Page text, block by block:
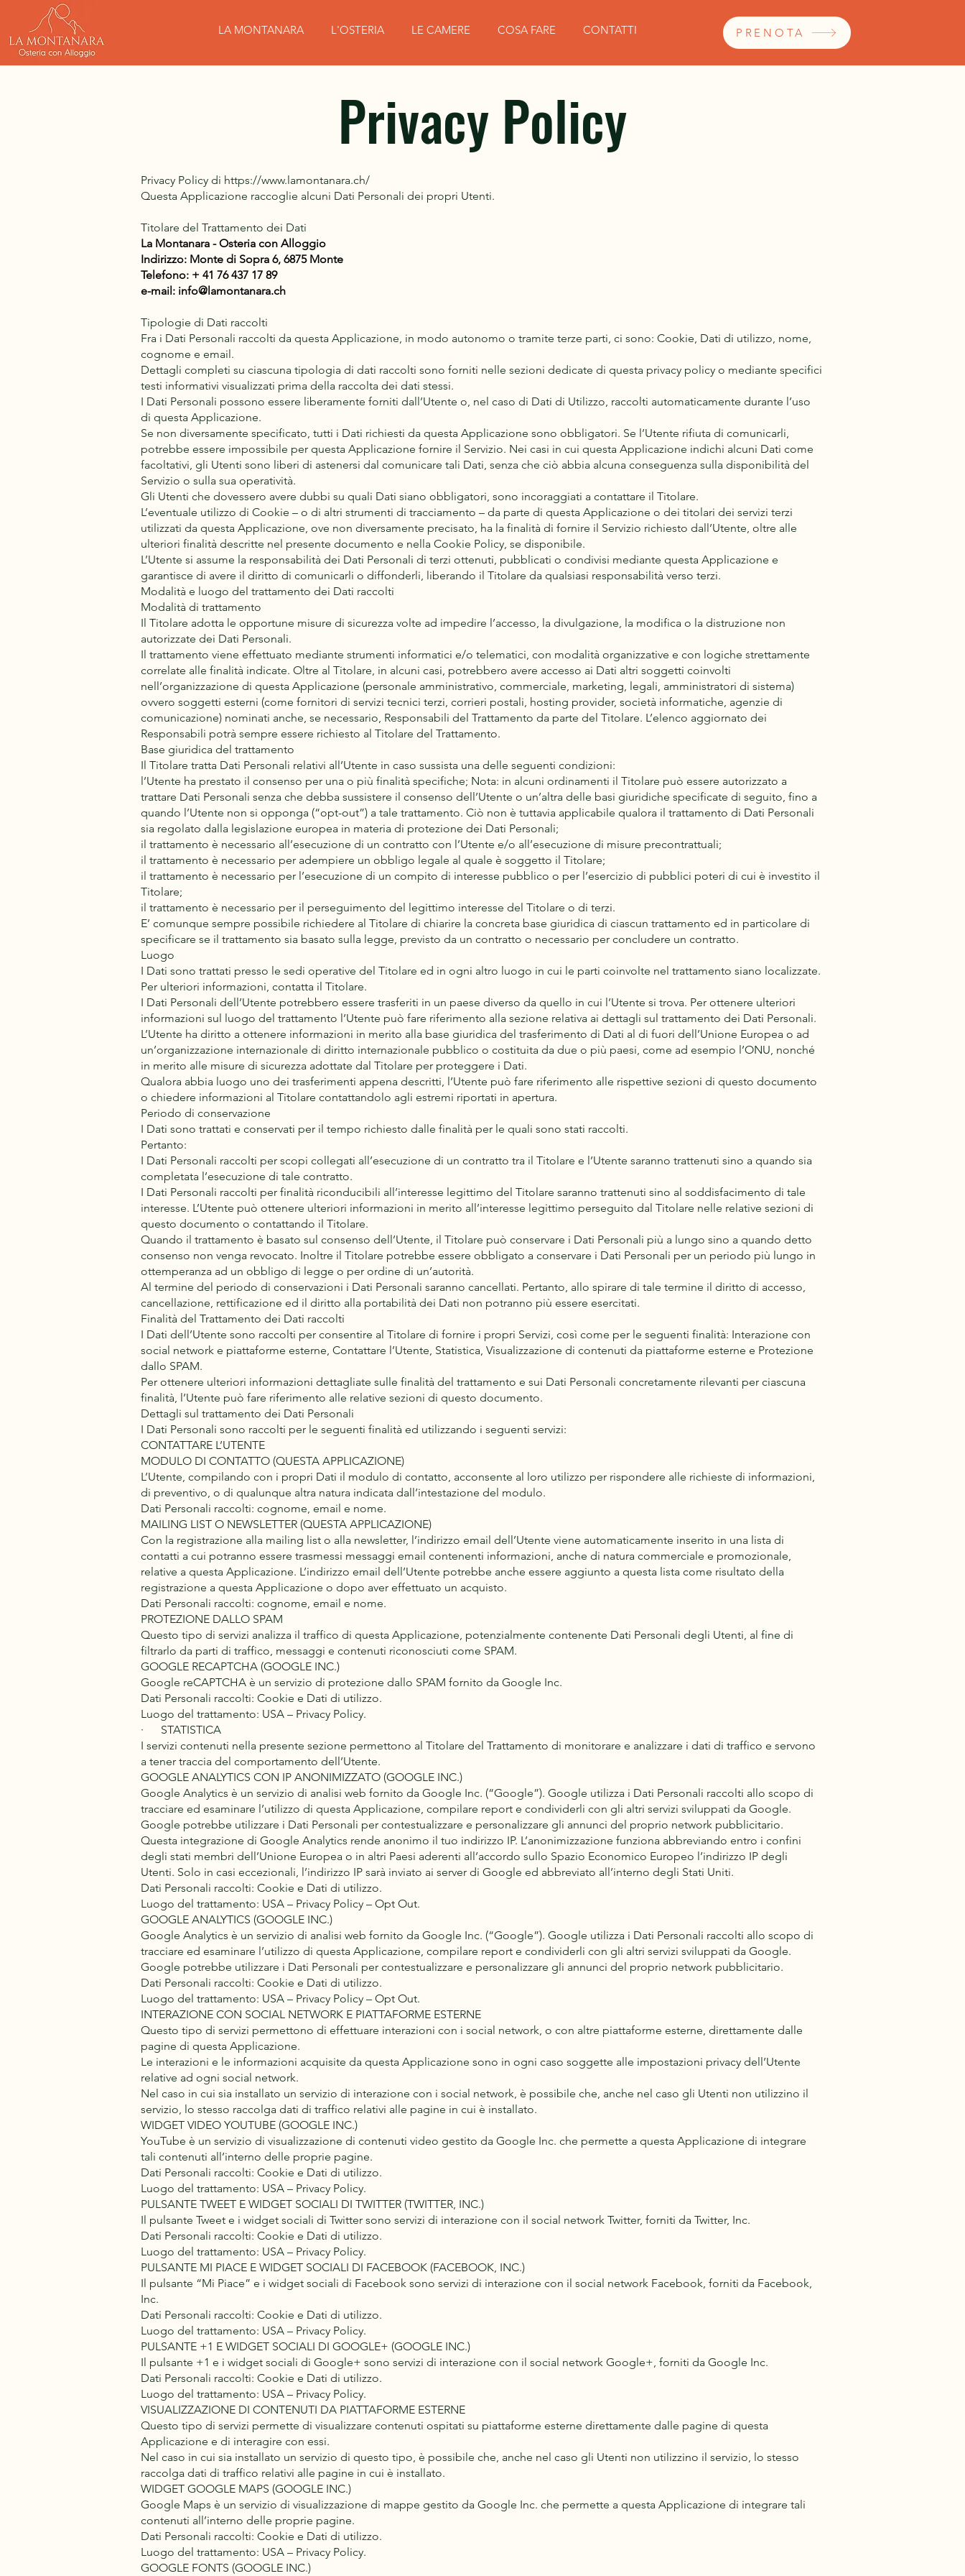
LA MONTANARA L'OSTERIA LE CAMERE COSA FARE CONTATTI PRENOTA
Privacy Policy
Privacy Policy di https://www.lamontanara.ch/
Questa Applicazione raccoglie alcuni Dati Personali dei propri Utenti.
Titolare del Trattamento dei Dati
La Montanara - Osteria con Alloggio
​Indirizzo: Monte di Sopra 6, 6875 Monte
Telefono: + 41 76 437 17 89
e-mail: info@lamontanara.ch
Tipologie di Dati raccolti
Fra i Dati Personali raccolti da questa Applicazione, in modo autonomo o tramite terze parti, ci sono: Cookie, Dati di utilizzo, nome,
cognome e email.
Dettagli completi su ciascuna tipologia di dati raccolti sono forniti nelle sezioni dedicate di questa privacy policy o mediante specifici
testi informativi visualizzati prima della raccolta dei dati stessi.
I Dati Personali possono essere liberamente forniti dall’Utente o, nel caso di Dati di Utilizzo, raccolti automaticamente durante l’uso
di questa Applicazione.
Se non diversamente specificato, tutti i Dati richiesti da questa Applicazione sono obbligatori. Se l’Utente rifiuta di comunicarli,
potrebbe essere impossibile per questa Applicazione fornire il Servizio. Nei casi in cui questa Applicazione indichi alcuni Dati come
facoltativi, gli Utenti sono liberi di astenersi dal comunicare tali Dati, senza che ciò abbia alcuna conseguenza sulla disponibilità del
Servizio o sulla sua operatività.
Gli Utenti che dovessero avere dubbi su quali Dati siano obbligatori, sono incoraggiati a contattare il Titolare.
L’eventuale utilizzo di Cookie – o di altri strumenti di tracciamento – da parte di questa Applicazione o dei titolari dei servizi terzi
utilizzati da questa Applicazione, ove non diversamente precisato, ha la finalità di fornire il Servizio richiesto dall’Utente, oltre alle
ulteriori finalità descritte nel presente documento e nella Cookie Policy, se disponibile.
L’Utente si assume la responsabilità dei Dati Personali di terzi ottenuti, pubblicati o condivisi mediante questa Applicazione e
garantisce di avere il diritto di comunicarli o diffonderli, liberando il Titolare da qualsiasi responsabilità verso terzi.
Modalità e luogo del trattamento dei Dati raccolti
Modalità di trattamento
Il Titolare adotta le opportune misure di sicurezza volte ad impedire l’accesso, la divulgazione, la modifica o la distruzione non
autorizzate dei Dati Personali.
Il trattamento viene effettuato mediante strumenti informatici e/o telematici, con modalità organizzative e con logiche strettamente
correlate alle finalità indicate. Oltre al Titolare, in alcuni casi, potrebbero avere accesso ai Dati altri soggetti coinvolti
nell’organizzazione di questa Applicazione (personale amministrativo, commerciale, marketing, legali, amministratori di sistema)
ovvero soggetti esterni (come fornitori di servizi tecnici terzi, corrieri postali, hosting provider, società informatiche, agenzie di
comunicazione) nominati anche, se necessario, Responsabili del Trattamento da parte del Titolare. L’elenco aggiornato dei
Responsabili potrà sempre essere richiesto al Titolare del Trattamento.
Base giuridica del trattamento
Il Titolare tratta Dati Personali relativi all’Utente in caso sussista una delle seguenti condizioni:
l’Utente ha prestato il consenso per una o più finalità specifiche; Nota: in alcuni ordinamenti il Titolare può essere autorizzato a
trattare Dati Personali senza che debba sussistere il consenso dell’Utente o un’altra delle basi giuridiche specificate di seguito, fino a
quando l’Utente non si opponga (“opt-out”) a tale trattamento. Ciò non è tuttavia applicabile qualora il trattamento di Dati Personali
sia regolato dalla legislazione europea in materia di protezione dei Dati Personali;
il trattamento è necessario all’esecuzione di un contratto con l’Utente e/o all’esecuzione di misure precontrattuali;
il trattamento è necessario per adempiere un obbligo legale al quale è soggetto il Titolare;
il trattamento è necessario per l’esecuzione di un compito di interesse pubblico o per l’esercizio di pubblici poteri di cui è investito il
Titolare;
il trattamento è necessario per il perseguimento del legittimo interesse del Titolare o di terzi.
E’ comunque sempre possibile richiedere al Titolare di chiarire la concreta base giuridica di ciascun trattamento ed in particolare di
specificare se il trattamento sia basato sulla legge, previsto da un contratto o necessario per concludere un contratto.
Luogo
I Dati sono trattati presso le sedi operative del Titolare ed in ogni altro luogo in cui le parti coinvolte nel trattamento siano localizzate.
Per ulteriori informazioni, contatta il Titolare.
I Dati Personali dell’Utente potrebbero essere trasferiti in un paese diverso da quello in cui l’Utente si trova. Per ottenere ulteriori
informazioni sul luogo del trattamento l’Utente può fare riferimento alla sezione relativa ai dettagli sul trattamento dei Dati Personali.
L’Utente ha diritto a ottenere informazioni in merito alla base giuridica del trasferimento di Dati al di fuori dell’Unione Europea o ad
un’organizzazione internazionale di diritto internazionale pubblico o costituita da due o più paesi, come ad esempio l’ONU, nonché
in merito alle misure di sicurezza adottate dal Titolare per proteggere i Dati.
Qualora abbia luogo uno dei trasferimenti appena descritti, l’Utente può fare riferimento alle rispettive sezioni di questo documento
o chiedere informazioni al Titolare contattandolo agli estremi riportati in apertura.
Periodo di conservazione
I Dati sono trattati e conservati per il tempo richiesto dalle finalità per le quali sono stati raccolti.
Pertanto:
I Dati Personali raccolti per scopi collegati all’esecuzione di un contratto tra il Titolare e l’Utente saranno trattenuti sino a quando sia
completata l’esecuzione di tale contratto.
I Dati Personali raccolti per finalità riconducibili all’interesse legittimo del Titolare saranno trattenuti sino al soddisfacimento di tale
interesse. L’Utente può ottenere ulteriori informazioni in merito all’interesse legittimo perseguito dal Titolare nelle relative sezioni di
questo documento o contattando il Titolare.
Quando il trattamento è basato sul consenso dell’Utente, il Titolare può conservare i Dati Personali più a lungo sino a quando detto
consenso non venga revocato. Inoltre il Titolare potrebbe essere obbligato a conservare i Dati Personali per un periodo più lungo in
ottemperanza ad un obbligo di legge o per ordine di un’autorità.
Al termine del periodo di conservazioni i Dati Personali saranno cancellati. Pertanto, allo spirare di tale termine il diritto di accesso,
cancellazione, rettificazione ed il diritto alla portabilità dei Dati non potranno più essere esercitati.
Finalità del Trattamento dei Dati raccolti
I Dati dell’Utente sono raccolti per consentire al Titolare di fornire i propri Servizi, così come per le seguenti finalità: Interazione con
social network e piattaforme esterne, Contattare l’Utente, Statistica, Visualizzazione di contenuti da piattaforme esterne e Protezione
dallo SPAM.
Per ottenere ulteriori informazioni dettagliate sulle finalità del trattamento e sui Dati Personali concretamente rilevanti per ciascuna
finalità, l’Utente può fare riferimento alle relative sezioni di questo documento.
Dettagli sul trattamento dei Dati Personali
I Dati Personali sono raccolti per le seguenti finalità ed utilizzando i seguenti servizi:
CONTATTARE L’UTENTE
MODULO DI CONTATTO (QUESTA APPLICAZIONE)
L’Utente, compilando con i propri Dati il modulo di contatto, acconsente al loro utilizzo per rispondere alle richieste di informazioni,
di preventivo, o di qualunque altra natura indicata dall’intestazione del modulo.
Dati Personali raccolti: cognome, email e nome.
MAILING LIST O NEWSLETTER (QUESTA APPLICAZIONE)
Con la registrazione alla mailing list o alla newsletter, l’indirizzo email dell’Utente viene automaticamente inserito in una lista di
contatti a cui potranno essere trasmessi messaggi email contenenti informazioni, anche di natura commerciale e promozionale,
relative a questa Applicazione. L’indirizzo email dell’Utente potrebbe anche essere aggiunto a questa lista come risultato della
registrazione a questa Applicazione o dopo aver effettuato un acquisto.
Dati Personali raccolti: cognome, email e nome.
PROTEZIONE DALLO SPAM
Questo tipo di servizi analizza il traffico di questa Applicazione, potenzialmente contenente Dati Personali degli Utenti, al fine di
filtrarlo da parti di traffico, messaggi e contenuti riconosciuti come SPAM.
GOOGLE RECAPTCHA (GOOGLE INC.)
Google reCAPTCHA è un servizio di protezione dallo SPAM fornito da Google Inc.
Dati Personali raccolti: Cookie e Dati di utilizzo.
Luogo del trattamento: USA – Privacy Policy.
· STATISTICA
I servizi contenuti nella presente sezione permettono al Titolare del Trattamento di monitorare e analizzare i dati di traffico e servono
a tener traccia del comportamento dell’Utente.
GOOGLE ANALYTICS CON IP ANONIMIZZATO (GOOGLE INC.)
Google Analytics è un servizio di analisi web fornito da Google Inc. (“Google”). Google utilizza i Dati Personali raccolti allo scopo di
tracciare ed esaminare l’utilizzo di questa Applicazione, compilare report e condividerli con gli altri servizi sviluppati da Google.
Google potrebbe utilizzare i Dati Personali per contestualizzare e personalizzare gli annunci del proprio network pubblicitario.
Questa integrazione di Google Analytics rende anonimo il tuo indirizzo IP. L’anonimizzazione funziona abbreviando entro i confini
degli stati membri dell’Unione Europea o in altri Paesi aderenti all’accordo sullo Spazio Economico Europeo l’indirizzo IP degli
Utenti. Solo in casi eccezionali, l’indirizzo IP sarà inviato ai server di Google ed abbreviato all’interno degli Stati Uniti.
Dati Personali raccolti: Cookie e Dati di utilizzo.
Luogo del trattamento: USA – Privacy Policy – Opt Out.
GOOGLE ANALYTICS (GOOGLE INC.)
Google Analytics è un servizio di analisi web fornito da Google Inc. (“Google”). Google utilizza i Dati Personali raccolti allo scopo di
tracciare ed esaminare l’utilizzo di questa Applicazione, compilare report e condividerli con gli altri servizi sviluppati da Google.
Google potrebbe utilizzare i Dati Personali per contestualizzare e personalizzare gli annunci del proprio network pubblicitario.
Dati Personali raccolti: Cookie e Dati di utilizzo.
Luogo del trattamento: USA – Privacy Policy – Opt Out.
INTERAZIONE CON SOCIAL NETWORK E PIATTAFORME ESTERNE
Questo tipo di servizi permettono di effettuare interazioni con i social network, o con altre piattaforme esterne, direttamente dalle
pagine di questa Applicazione.
Le interazioni e le informazioni acquisite da questa Applicazione sono in ogni caso soggette alle impostazioni privacy dell’Utente
relative ad ogni social network.
Nel caso in cui sia installato un servizio di interazione con i social network, è possibile che, anche nel caso gli Utenti non utilizzino il
servizio, lo stesso raccolga dati di traffico relativi alle pagine in cui è installato.
WIDGET VIDEO YOUTUBE (GOOGLE INC.)
YouTube è un servizio di visualizzazione di contenuti video gestito da Google Inc. che permette a questa Applicazione di integrare
tali contenuti all’interno delle proprie pagine.
Dati Personali raccolti: Cookie e Dati di utilizzo.
Luogo del trattamento: USA – Privacy Policy.
PULSANTE TWEET E WIDGET SOCIALI DI TWITTER (TWITTER, INC.)
Il pulsante Tweet e i widget sociali di Twitter sono servizi di interazione con il social network Twitter, forniti da Twitter, Inc.
Dati Personali raccolti: Cookie e Dati di utilizzo.
Luogo del trattamento: USA – Privacy Policy.
PULSANTE MI PIACE E WIDGET SOCIALI DI FACEBOOK (FACEBOOK, INC.)
Il pulsante “Mi Piace” e i widget sociali di Facebook sono servizi di interazione con il social network Facebook, forniti da Facebook,
Inc.
Dati Personali raccolti: Cookie e Dati di utilizzo.
Luogo del trattamento: USA – Privacy Policy.
PULSANTE +1 E WIDGET SOCIALI DI GOOGLE+ (GOOGLE INC.)
Il pulsante +1 e i widget sociali di Google+ sono servizi di interazione con il social network Google+, forniti da Google Inc.
Dati Personali raccolti: Cookie e Dati di utilizzo.
Luogo del trattamento: USA – Privacy Policy.
VISUALIZZAZIONE DI CONTENUTI DA PIATTAFORME ESTERNE
Questo tipo di servizi permette di visualizzare contenuti ospitati su piattaforme esterne direttamente dalle pagine di questa
Applicazione e di interagire con essi.
Nel caso in cui sia installato un servizio di questo tipo, è possibile che, anche nel caso gli Utenti non utilizzino il servizio, lo stesso
raccolga dati di traffico relativi alle pagine in cui è installato.
WIDGET GOOGLE MAPS (GOOGLE INC.)
Google Maps è un servizio di visualizzazione di mappe gestito da Google Inc. che permette a questa Applicazione di integrare tali
contenuti all’interno delle proprie pagine.
Dati Personali raccolti: Cookie e Dati di utilizzo.
Luogo del trattamento: USA – Privacy Policy.
GOOGLE FONTS (GOOGLE INC.)